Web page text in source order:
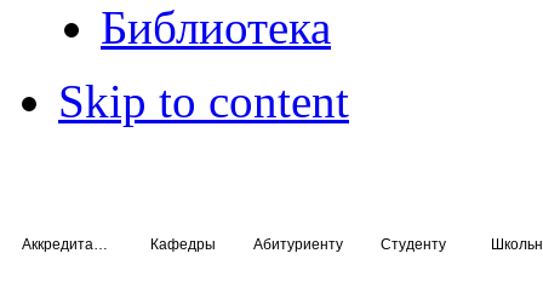
Библиотека
Skip to content
Кафедры Абитуриенту Студенту